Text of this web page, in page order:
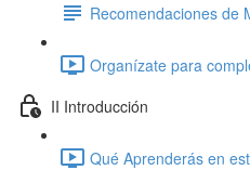
Recomendaciones de
Organízate para
II Introducción
Qué Aprenderás en